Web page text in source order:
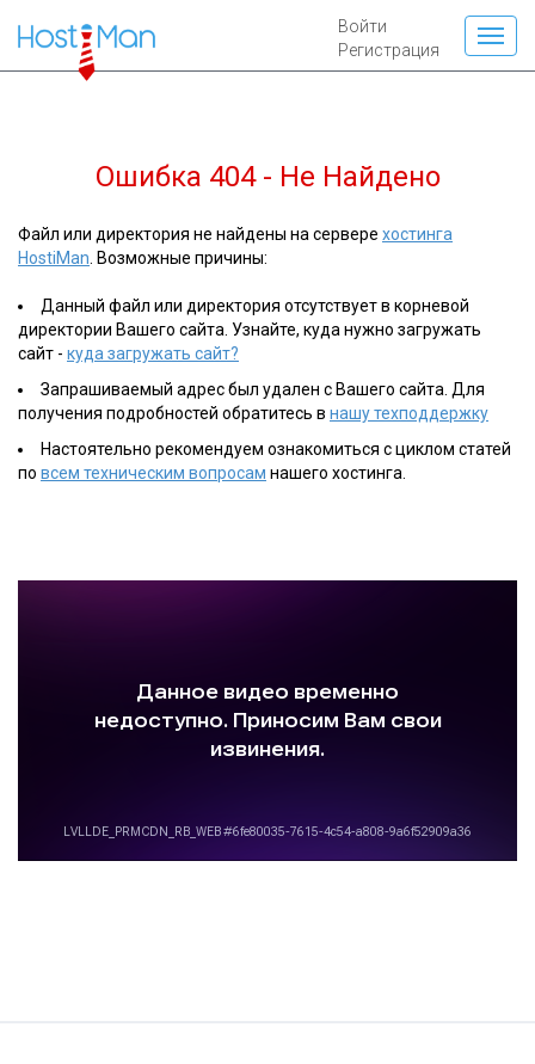
Войти
Регистрация
Ошибка 404 - Не Найдено
Файл или директория не найдены на сервере хостинга
HostiMan . Возможные причины:
Данный файл или директория отсутствует в корневой
директории Вашего сайта. Узнайте, куда нужно загружать
сайт - куда загружать сайт?
Запрашиваемый адрес был удален с Вашего сайта. Для
получения подробностей обратитесь в нашу техподдержку
Настоятельно рекомендуем ознакомиться с циклом статей
по всем техническим вопросам нашего хостинга.